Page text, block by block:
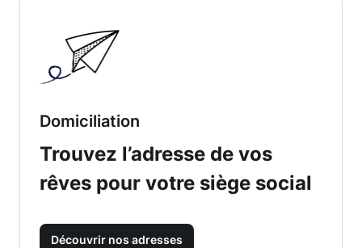
Domiciliation
Trouvez l’adresse de vos
rêves pour votre siège social
Découvrir nos adresses